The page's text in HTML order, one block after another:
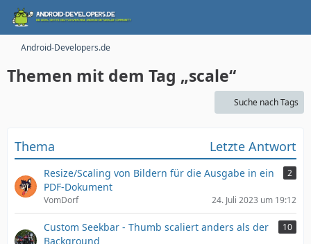
Android-Developers.de
Themen mit dem Tag „scale“
Suche nach Tags
Thema Letzte Antwort
Resize/Scaling von Bildern für die Ausgabe in ein
PDF-Dokument
2
VomDorf 24. Juli 2023 um 19:12
Custom Seekbar - Thumb scaliert anders als der
Background
10